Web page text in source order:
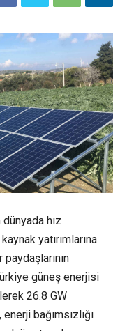
hız
yatırımlarına
güneş enerjisi
26.8 GW
bağımsızlığı